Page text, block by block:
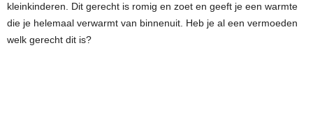
kleinkinderen. Dit gerecht is romig en zoet en geeft je een warmte
die je helemaal verwarmt van binnenuit. Heb je al een vermoeden
welk gerecht dit is?